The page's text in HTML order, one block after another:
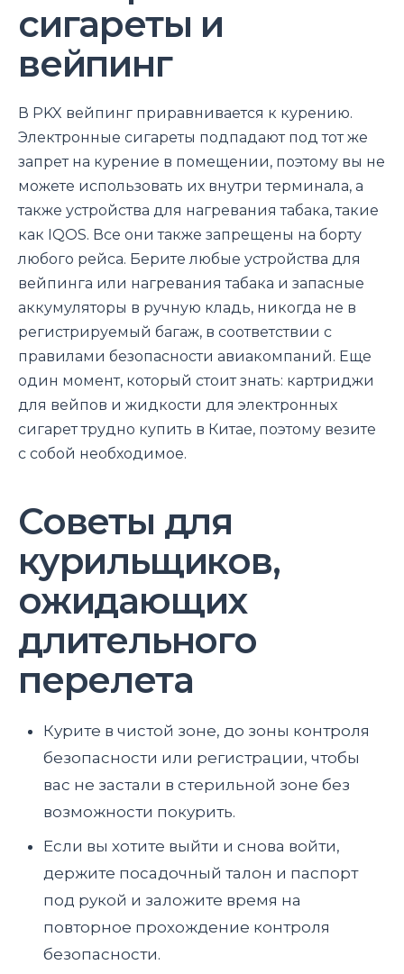
сигареты и
вейпинг
В PKX вейпинг приравнивается к курению.
Электронные сигареты подпадают под тот же
запрет на курение в помещении, поэтому вы не
можете использовать их внутри терминала, а
также устройства для нагревания табака, такие
как IQOS. Все они также запрещены на борту
любого рейса. Берите любые устройства для
вейпинга или нагревания табака и запасные
аккумуляторы в ручную кладь, никогда не в
регистрируемый багаж, в соответствии с
правилами безопасности авиакомпаний. Еще
один момент, который стоит знать: картриджи
для вейпов и жидкости для электронных
сигарет трудно купить в Китае, поэтому везите
с собой необходимое.
Советы для
курильщиков,
ожидающих
длительного
перелета
Курите в чистой зоне, до зоны контроля
безопасности или регистрации, чтобы
вас не застали в стерильной зоне без
возможности покурить.
Если вы хотите выйти и снова войти,
держите посадочный талон и паспорт
под рукой и заложите время на
повторное прохождение контроля
безопасности.